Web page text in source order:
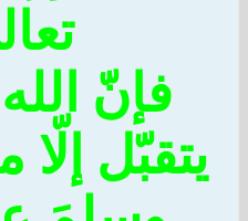
تعالى
فإنّ الله
إلّا